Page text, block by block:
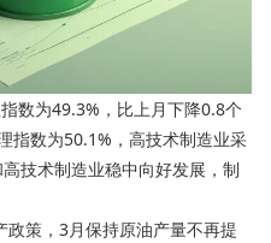
数为49.3%，比上月下降0.8个
指数为50.1%，高技术制造业采
技术制造业稳中向好发展，制
政策，3月保持原油产量不再提